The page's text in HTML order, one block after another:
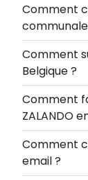
Comment
communale
Comment
Belgique ?
Comment
ZALANDO
Comment
email ?